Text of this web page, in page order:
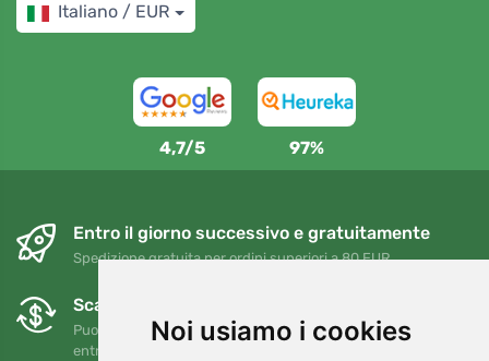
Noi usiamo i cookies
Italiano / EUR
4,7/5 97%
Entro il giorno successivo e gratuitamente
Spedizione gratuita per ordini superiori a 80 EUR
Scambi e resi gratuiti
Puoi restituire o cambiare il tuo ordine in qualsiasi momento
entro 90 giorni